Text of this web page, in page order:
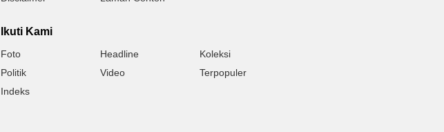
Ikuti Kami
Foto Headline
Koleksi
Politik
Video
Terpopuler
Indeks